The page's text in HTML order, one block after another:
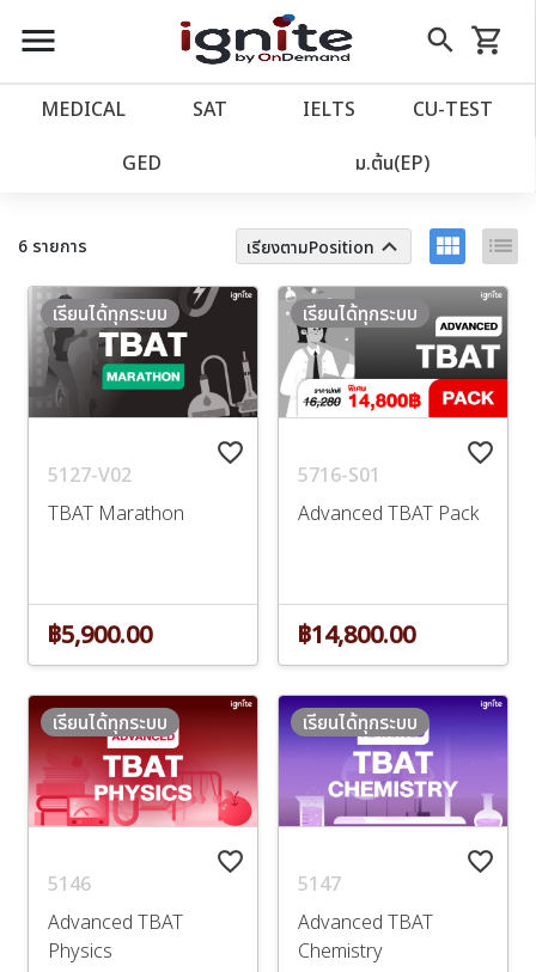
close
account_balance หน้าแรก
เว็บไซต์อิกไนท์
import_contacts วางแผนการเรียน
account_circle เข้าสู่ระบบ
menu search
Skip
to
shopping_cart
รถเข็น
MEDICAL SAT IELTS CU‑TEST
GED ม.ต้น(EP)
ตัวกรอง
6 รายการ เรียงตามPosition keyboard_arrow_up view_module list
favorite_border
5127-V02
TBAT Marathon
เรียนได้ทุกระบบ
฿5,900.00
favorite_border
5716-S01
Advanced TBAT Pack
เรียนได้ทุกระบบ
฿14,800.00
favorite_border
5146
Advanced TBAT
Physics
เรียนได้ทุกระบบ
favorite_border
5147
Advanced TBAT
Chemistry
เรียนได้ทุกระบบ